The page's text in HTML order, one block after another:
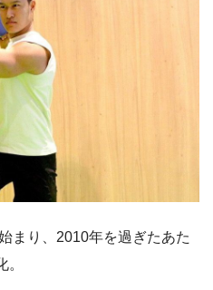
まり、2010年を過ぎたあた